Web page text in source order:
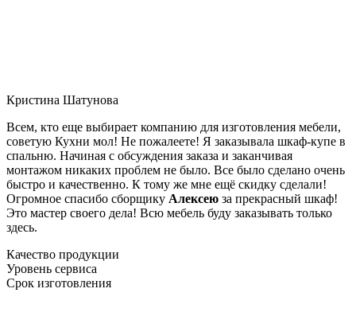
Кристина Шатунова
Всем, кто еще выбирает компанию для изготовления мебели,
советую Кухни мол! Не пожалеете! Я заказывала шкаф-купе в
спальню. Начиная с обсуждения заказа и заканчивая
монтажом никаких проблем не было. Все было сделано очень
быстро и качественно. К тому же мне ещё скидку сделали!
Огромное спасибо сборщику Алексею за прекрасный шкаф!
Это мастер своего дела! Всю мебель буду заказывать только
здесь.
Качество продукции
Уровень сервиса
Срок изготовления